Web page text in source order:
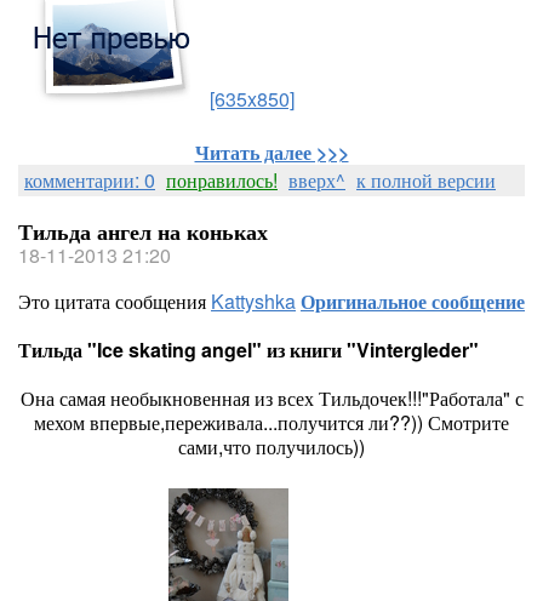
[635x850]
Читать далее >>>
комментарии: 0 понравилось! вверх^ к полной версии
Тильда ангел на коньках
18-11-2013 21:20
Это цитата сообщения KattyshkaОригинальное сообщение
Тильда "Ice skating angel" из книги "Vintergleder"
Она самая необыкновенная из всех Тильдочек!!!"Работала" с
мехом впервые,переживала...получится ли??)) Смотрите
сами,что получилось))